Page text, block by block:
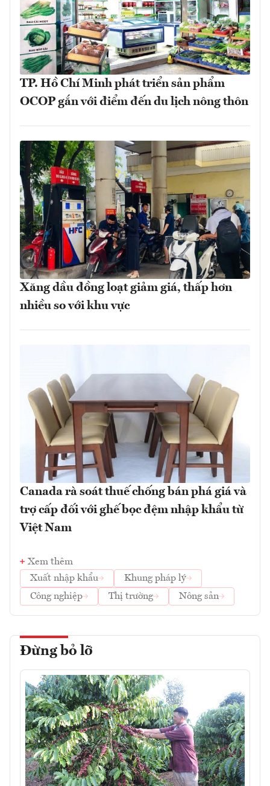
TP. Hồ Chí Minh phát triển sản phẩm
OCOP gắn với điểm đến du lịch nông thôn
Xăng dầu đồng loạt giảm giá, thấp hơn
nhiều so với khu vực
Canada rà soát thuế chống bán phá giá và
trợ cấp đối với ghế bọc đệm nhập khẩu từ
Việt Nam
Xem thêm
Xuất nhập khẩu
Khung pháp lý
Công nghiệp
Thị trường Nông sản
Đừng bỏ lỡ